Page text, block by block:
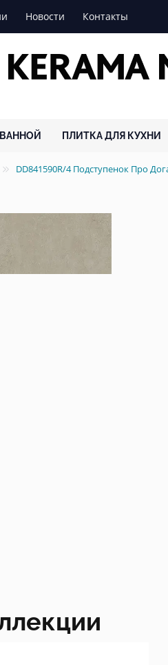
Новости Контакты
ПЛИТКА ДЛЯ КУХНИ
DD841590R/4 Подступенок Про